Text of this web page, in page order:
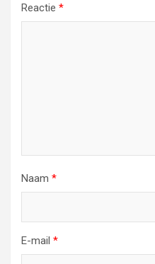
Reactie *
Naam *
E-mail *